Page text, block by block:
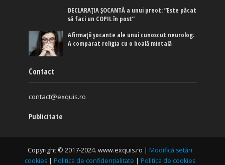
DECLARAȚIA ȘOCANTĂ a unui preot: ”Este păcat
să faci un COPIL în post”
Afirmaţii şocante ale unui cunoscut neurolog:
A comparat religia cu o boală mintală
Contact
contact@exquis.ro
Publicitate
Copyright © 2017-2024. www.exquis.ro | Modifică setări
cookies | Politica de confidențialitate | Politica de cookies